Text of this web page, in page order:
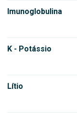
Imunoglobulina
K - Potássio
Lítio